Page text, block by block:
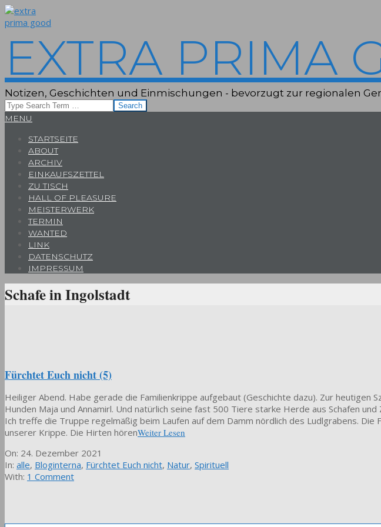
Skip
to
EXTRA PRIMA
Notizen, Geschichten und Einmischungen - bevorzugt zur regionalen
Search
Primary
MENU
STARTSEITE
ABOUT
ARCHIV
EINKAUFSZETTEL
ZU TISCH
HALL OF PLEASURE
MEISTERWERK
TERMIN
WANTED
LINK
DATENSCHUTZ
IMPRESSUM
Schafe in Ingolstadt
Fürchtet Euch nicht (5)
Heiliger Abend. Habe gerade die Familienkrippe aufgebaut (Geschichte dazu). Zur heutigen
Hunden Maja und Annamirl. Und natürlich seine fast 500 Tiere starke Herde aus Schafen
Ich treffe die Truppe regelmäßig beim Laufen auf dem Damm nördlich des Ludlgrabens.
unserer Krippe. Die Hirten hörenWeiter Lesen
2021-
12-
24
On: 24. Dezember 2021
In: alle, Bloginterna, Fürchtet Euch nicht, Natur, Spirituell
With: 1 Comment